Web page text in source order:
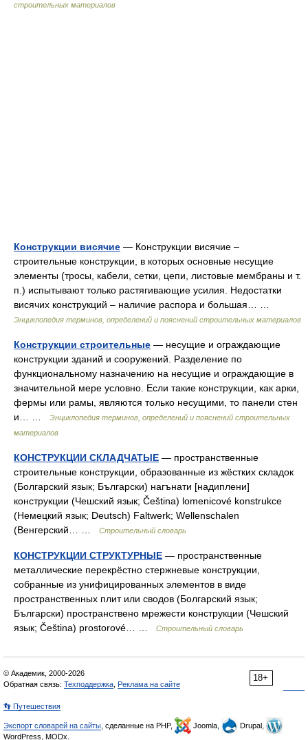
строительных материалов
Конструкции висячие — Конструкции висячие –
строительные конструкции, в которых основные несущие
элементы (тросы, кабели, сетки, цепи, листовые мембраны и т.
п.) испытывают только растягивающие усилия. Недостатки
висячих конструкций – наличие распора и большая… …
Энциклопедия терминов, определений и пояснений строительных материалов
Конструкции строительные — несущие и ограждающие
конструкции зданий и сооружений. Разделение по
функциональному назначению на несущие и ограждающие в
значительной мере условно. Если такие конструкции, как арки,
фермы или рамы, являются только несущими, то панели стен
и… …
Энциклопедия терминов, определений и пояснений строительных
материалов
КОНСТРУКЦИИ СКЛАДЧАТЫЕ — пространственные
строительные конструкции, образованные из жёстких складок
(Болгарский язык; Български) нагънати [надиплени]
конструкции (Чешский язык; Čeština) lomenicové konstrukce
(Немецкий язык; Deutsch) Faltwerk; Wellenschalen
(Венгерский… …
Строительный словарь
КОНСТРУКЦИИ СТРУКТУРНЫЕ — пространственные
металлические перекрёстно стержневые конструкции,
собранные из унифицированных элементов в виде
пространственных плит или сводов (Болгарский язык;
Български) пространствено мрежести конструкции (Чешский
язык; Čeština) prostorové… …
Строительный словарь
18+
© Академик, 2000-2026
Обратная связь: Техподдержка Реклама на сайте
👣 Путешествия
Экспорт словарей на сайты , сделанные на PHP, Joomla,
Drupal,
WordPress, MODx.